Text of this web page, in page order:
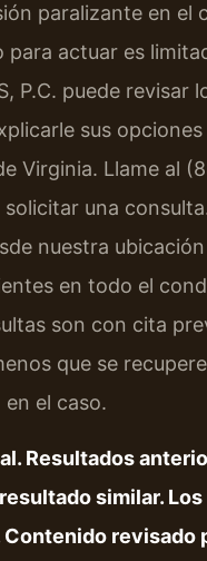
paralizante en el
para actuar es
P.C. puede revisar
sus opciones
Virginia. Llame al
solicitar una
nuestra ubicación
en todo el
son con cita
que se recupere
el caso.
Resultados
similar.
revisado